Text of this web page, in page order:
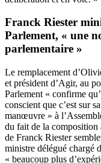
Franck Riester
Parlement, « une
parlementaire »
Le remplacement
et président d’Agir, au
Parlement « confirme
conscient que c’est sur
manœuvre » à
du fait de la composition
de Franck Riester
ministre délégué chargé
« beaucoup plus